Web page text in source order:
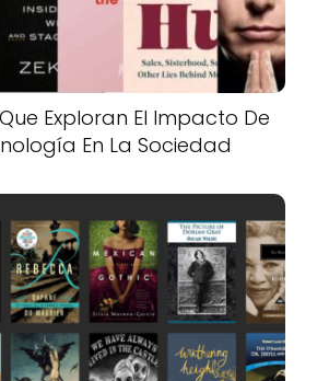
Exploran El Impacto De
En La Sociedad